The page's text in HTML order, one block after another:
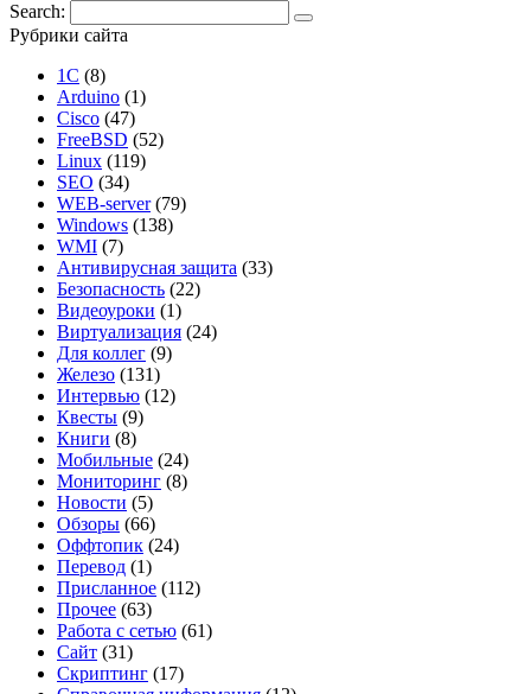
Search:
Рубрики сайта
1С (8)
Arduino (1)
Cisco (47)
FreeBSD (52)
Linux (119)
SEO (34)
WEB-server(79)
Windows (138)
WMI (7)
Антивирусная защита (33)
Безопасность (22)
Видеоуроки (1)
Виртуализация (24)
Для коллег (9)
Железо (131)
Интервью (12)
Квесты (9)
Книги (8)
Мобильные (24)
Мониторинг (8)
Новости (5)
Обзоры (66)
Оффтопик (24)
Перевод (1)
Присланное (112)
Прочее (63)
Работа с сетью (61)
Сайт (31)
Скриптинг (17)